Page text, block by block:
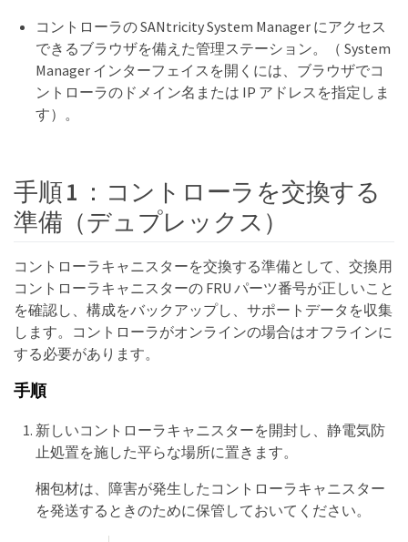
コントローラの SANtricity System Manager にアクセス
できるブラウザを備えた管理ステーション。（ System
Manager インターフェイスを開くには、ブラウザでコ
ントローラのドメイン名または IP アドレスを指定しま
す）。
手順 1 ：コントローラを交換する
準備（デュプレックス）
コントローラキャニスターを交換する準備として、交換用
コントローラキャニスターの FRU パーツ番号が正しいこと
を確認し、構成をバックアップし、サポートデータを収集
します。コントローラがオンラインの場合はオフラインに
する必要があります。
手順
新しいコントローラキャニスターを開封し、静電気防
止処置を施した平らな場所に置きます。
梱包材は、障害が発生したコントローラキャニスター
を発送するときのために保管しておいてください。